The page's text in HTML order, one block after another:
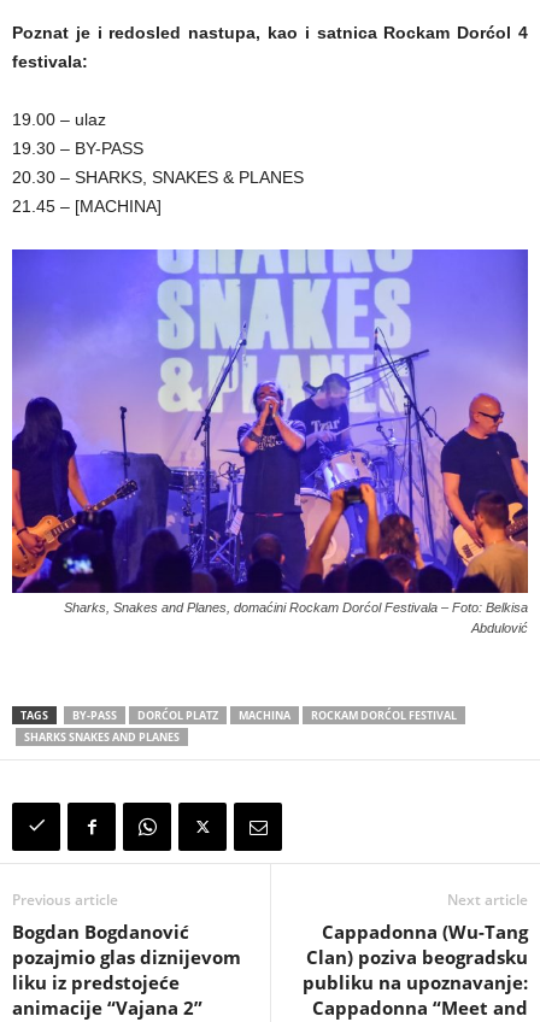
Poznat je i redosled nastupa, kao i satnica Rockam Dorćol 4
festivala:
19.00 – ulaz
19.30 – BY-PASS
20.30 – SHARKS, SNAKES & PLANES
21.45 – [MACHINA]
Sharks, Snakes and Planes, domaćini Rockam Dorćol Festivala – Foto: Belkisa
Abdulović
TAGS BY-PASS DORĆOL PLATZ MACHINA
ROCKAM DORĆOL FESTIVAL
SHARKS SNAKES AND PLANES
Previous article
Bogdan Bogdanović
pozajmio glas diznijevom
liku iz predstojeće
animacije “Vajana 2”
Next article
Cappadonna (Wu-Tang
Clan) poziva beogradsku
publiku na upoznavanje:
Cappadonna “Meet and